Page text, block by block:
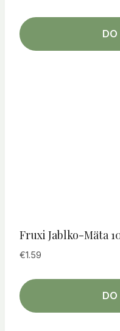
DO
Fruxi Jablko-Mäta
€1.59
DO